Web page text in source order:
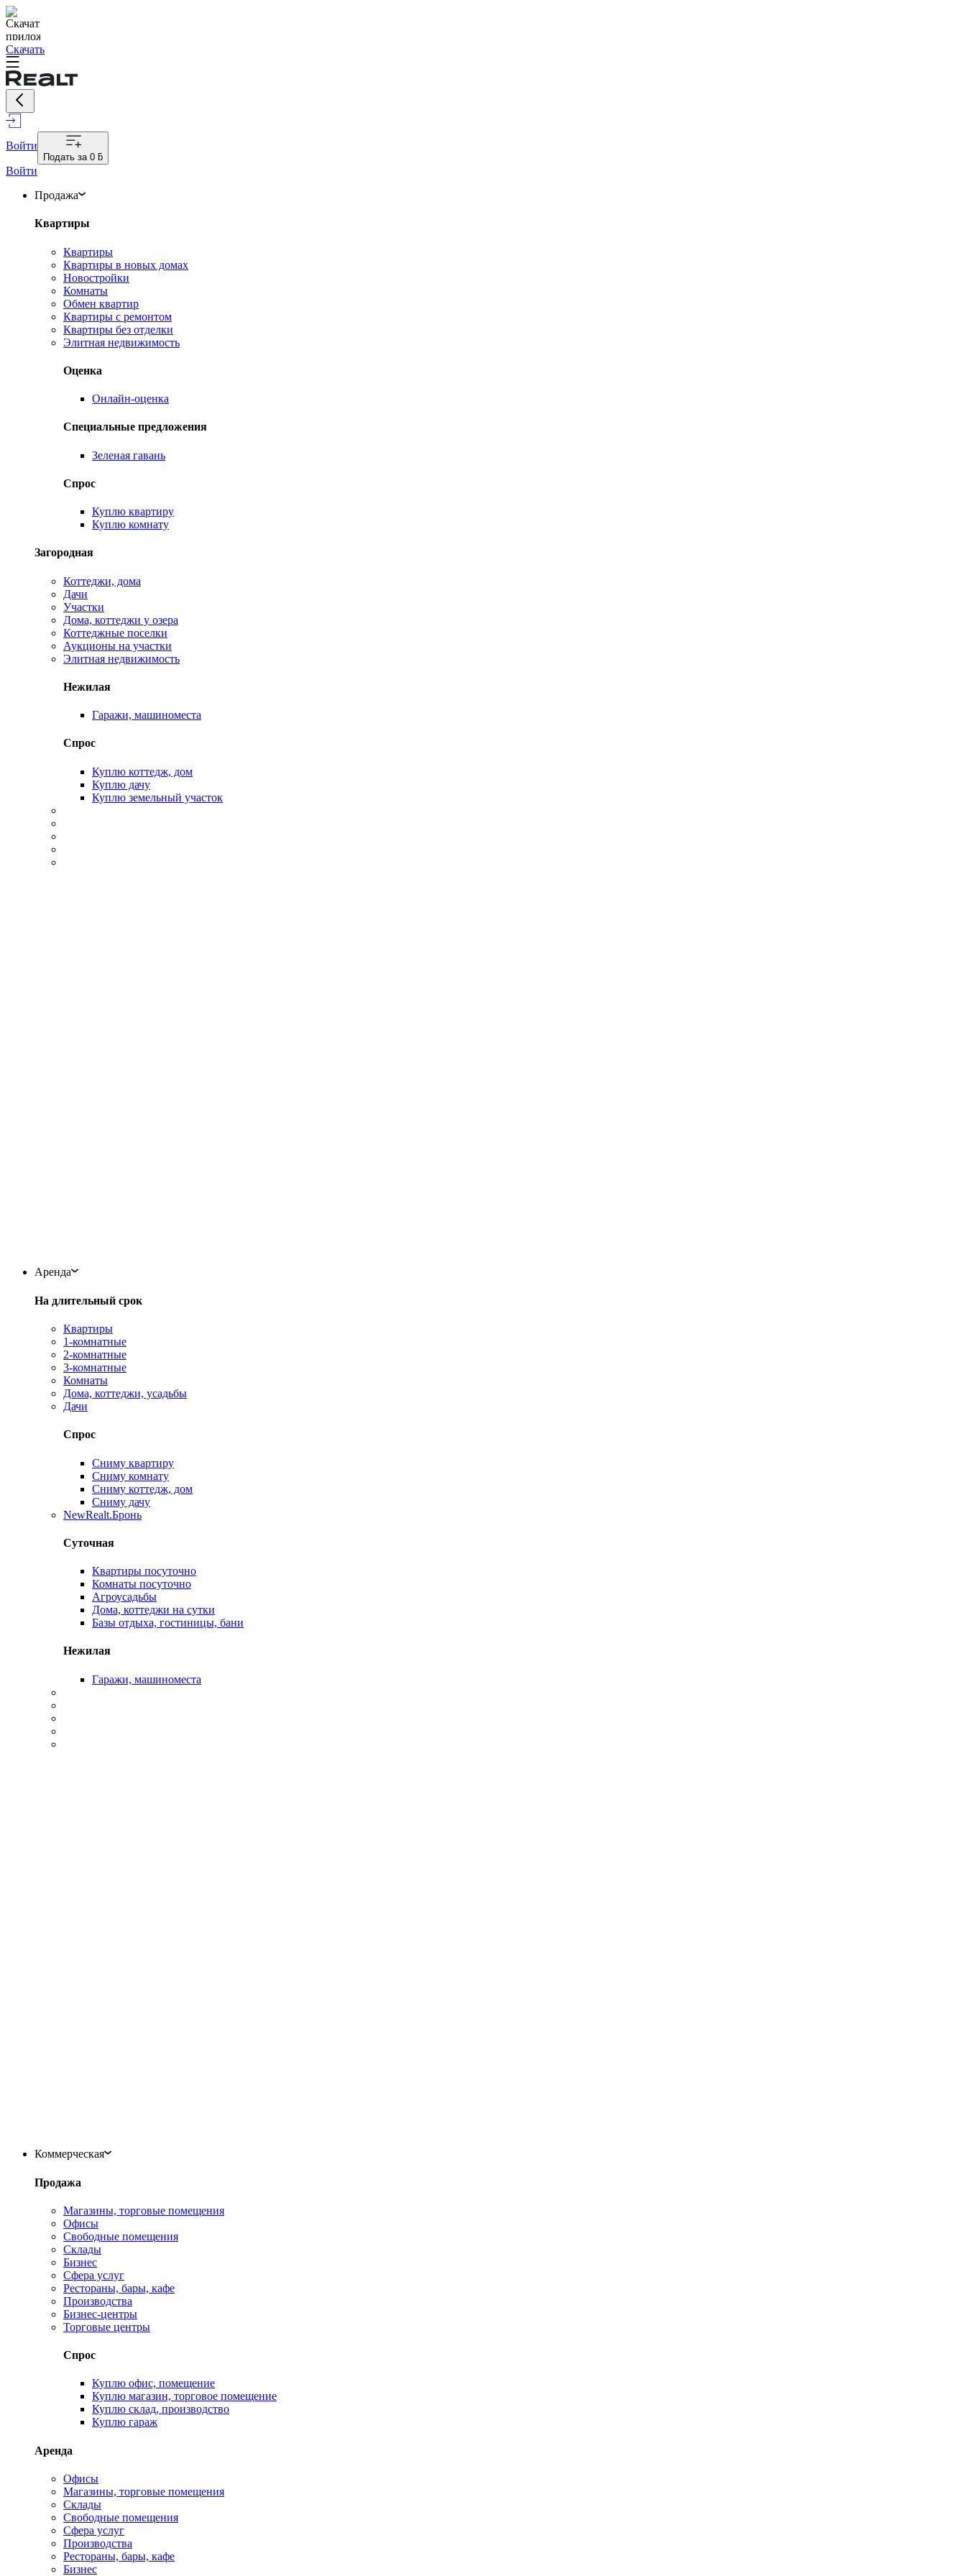
Скачать
Войти
Подать за 0 ƃ
Войти
Продажа
Квартиры
Квартиры
Квартиры в новых домах
Новостройки
Комнаты
Обмен квартир
Квартиры с ремонтом
Квартиры без отделки
Элитная недвижимость
Оценка
Онлайн-оценка
Специальные предложения
Зеленая гавань
Спрос
Куплю квартиру
Куплю комнату
Загородная
Коттеджи, дома
Дачи
Участки
Дома, коттеджи у озера
Коттеджные поселки
Аукционы на участки
Элитная недвижимость
Нежилая
Гаражи, машиноместа
Спрос
Куплю коттедж, дом
Куплю дачу
Куплю земельный участок
Аренда
На длительный срок
Квартиры
1-комнатные
2-комнатные
3-комнатные
Комнаты
Дома, коттеджи, усадьбы
Дачи
Спрос
Сниму квартиру
Сниму комнату
Сниму коттедж, дом
Сниму дачу
NewRealt.Бронь
Суточная
Квартиры посуточно
Комнаты посуточно
Агроусадьбы
Дома, коттеджи на сутки
Базы отдыха, гостиницы, бани
Нежилая
Гаражи, машиноместа
Коммерческая
Продажа
Магазины, торговые помещения
Офисы
Свободные помещения
Склады
Бизнес
Сфера услуг
Рестораны, бары, кафе
Производства
Бизнес-центры
Торговые центры
Спрос
Куплю офис, помещение
Куплю магазин, торговое помещение
Куплю склад, производство
Куплю гараж
Аренда
Офисы
Магазины, торговые помещения
Склады
Свободные помещения
Сфера услуг
Производства
Рестораны, бары, кафе
Бизнес